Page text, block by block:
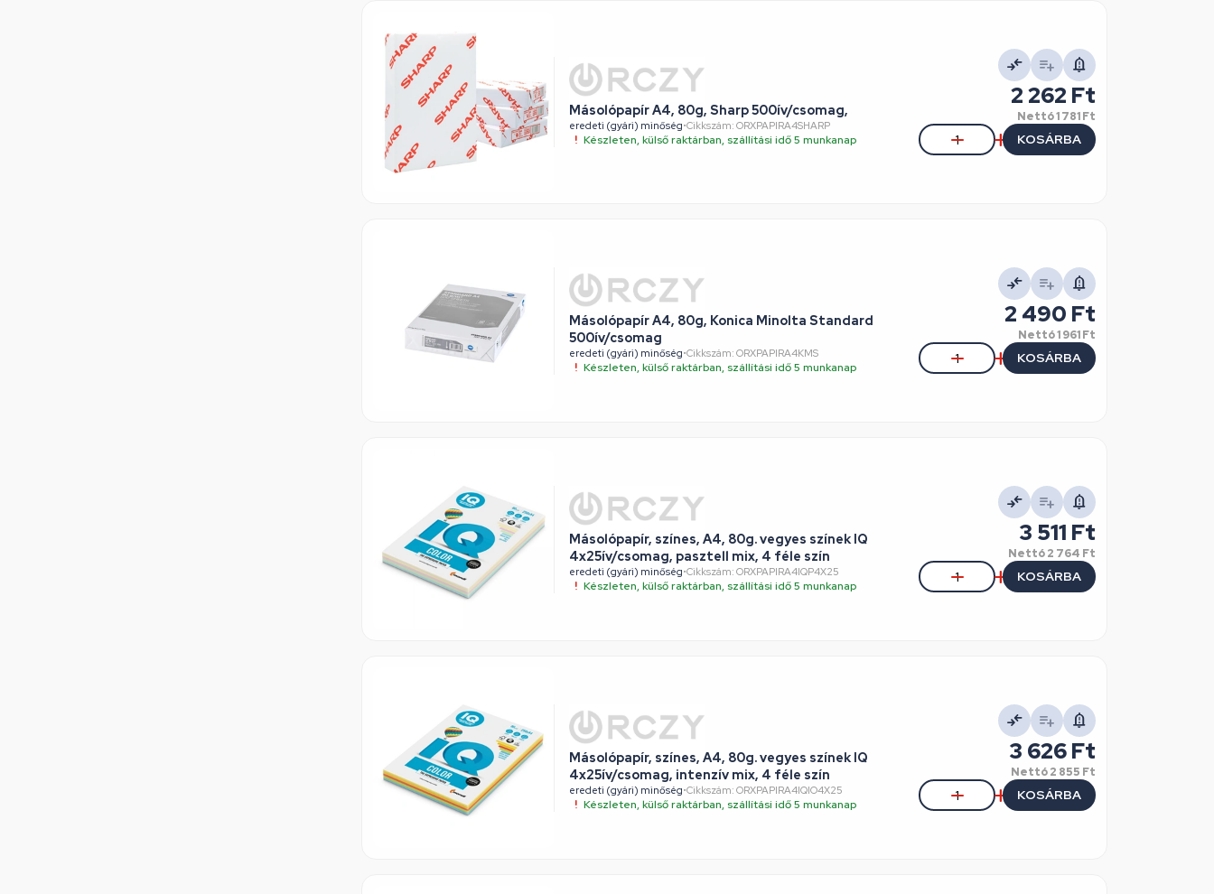
Másolópapír A4, 80g, Sharp 500ív/csomag,
eredeti (gyári) minőség•Cikkszám: ORXPAPIRA4SHARP
Készleten, külső raktárban, szállítási idő 5 munkanap
2 262 Ft
Nettó1 781 Ft
KOSÁRBA
Másolópapír A4, 80g, Konica Minolta Standard
500ív/csomag
eredeti (gyári) minőség•Cikkszám: ORXPAPIRA4KMS
Készleten, külső raktárban, szállítási idő 5 munkanap
2 490 Ft
Nettó1 961 Ft
KOSÁRBA
Másolópapír, színes, A4, 80g. vegyes színek IQ
4x25ív/csomag, pasztell mix, 4 féle szín
eredeti (gyári) minőség•Cikkszám: ORXPAPIRA4IQP4X25
Készleten, külső raktárban, szállítási idő 5 munkanap
3 511 Ft
Nettó2 764 Ft
KOSÁRBA
Másolópapír, színes, A4, 80g. vegyes színek IQ
4x25ív/csomag, intenzív mix, 4 féle szín
eredeti (gyári) minőség•Cikkszám: ORXPAPIRA4IQIO4X25
Készleten, külső raktárban, szállítási idő 5 munkanap
3 626 Ft
Nettó2 855 Ft
KOSÁRBA